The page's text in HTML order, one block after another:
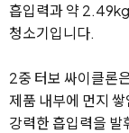
흡입력과 약
청소기입니다.
2중 터보 싸이클론
제품 내부에 먼지
강력한 흡입력을 발